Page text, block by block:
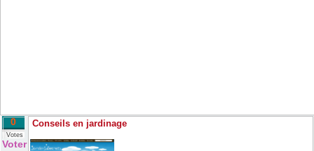
0
Votes
Voter
Conseils en jardinage